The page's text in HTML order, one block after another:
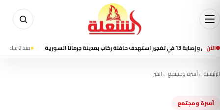
الآن
السورية منذ 2 ساعة تسنيم:
الرئيسية←أسرة ومجتمع←الخبر
أسرة ومجتمع